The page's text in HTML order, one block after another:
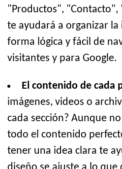
"Productos", "Contacto",
te ayudará a organizar
forma lógica y fácil de
visitantes y para Google.
El contenido de cada
imágenes, videos o
cada sección? Aunque
todo el contenido
tener una idea clara te